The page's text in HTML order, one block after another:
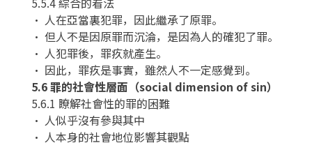
• 人在亞當裏犯罪，因此繼承了原罪。
• 但人不是因原罪而沉淪，是因為人的確犯了罪。
• 人犯罪後，罪疚就產生。
• 因此，罪疚是事實，雖然人不一定感覺到。
5.6 罪的社會性層面（social dimension of sin）
5.6.1 瞭解社會性的罪的困難
• 人似乎沒有參與其中
• 人本身的社會地位影響其觀點